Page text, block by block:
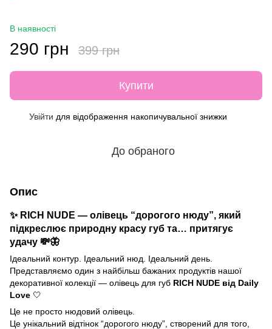
В наявності
290 грн 399 грн
Купити
Увійти для відображення накопичувальної знижки
До обраного
Опис
✨ RICH NUDE — олівець “дорогого нюду”, який
підкреслює природну красу губ та… притягує
удачу 💸🦋
Ідеальний контур. Ідеальний нюд. Ідеальний день.
Представляємо один з найбільш бажаних продуктів нашої
декоративної колекції — олівець для губ RICH NUDE від Daily
Love 🤍
Це не просто нюдовий олівець.
Це унікальний відтінок “дорогого нюду”, створений для того,